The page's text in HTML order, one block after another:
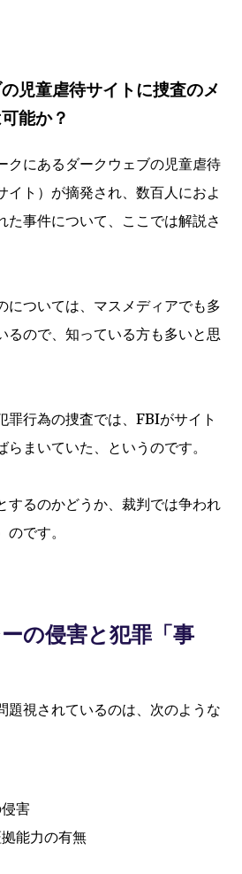
児童虐待サイトに捜査のメ
能か？
クにあるダークウェブの児童虐待
イト）が摘発され、数百人におよ
た事件について、ここでは解説さ
については、マスメディアでも多
るので、知っている方も多いと思
罪行為の捜査では、FBIがサイト
まいていた、というのです。
するのかどうか、裁判では争われ
です。
の侵害と犯罪「事
題視されているのは、次のような
害
能力の有無